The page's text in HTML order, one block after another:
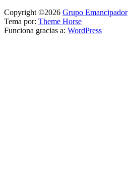
Copyright ©2026 Grupo Emancipador
Tema por: Theme Horse
Funciona gracias a: WordPress